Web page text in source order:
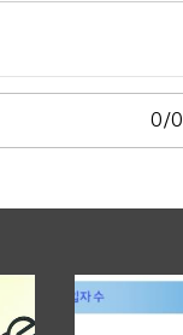
0/0